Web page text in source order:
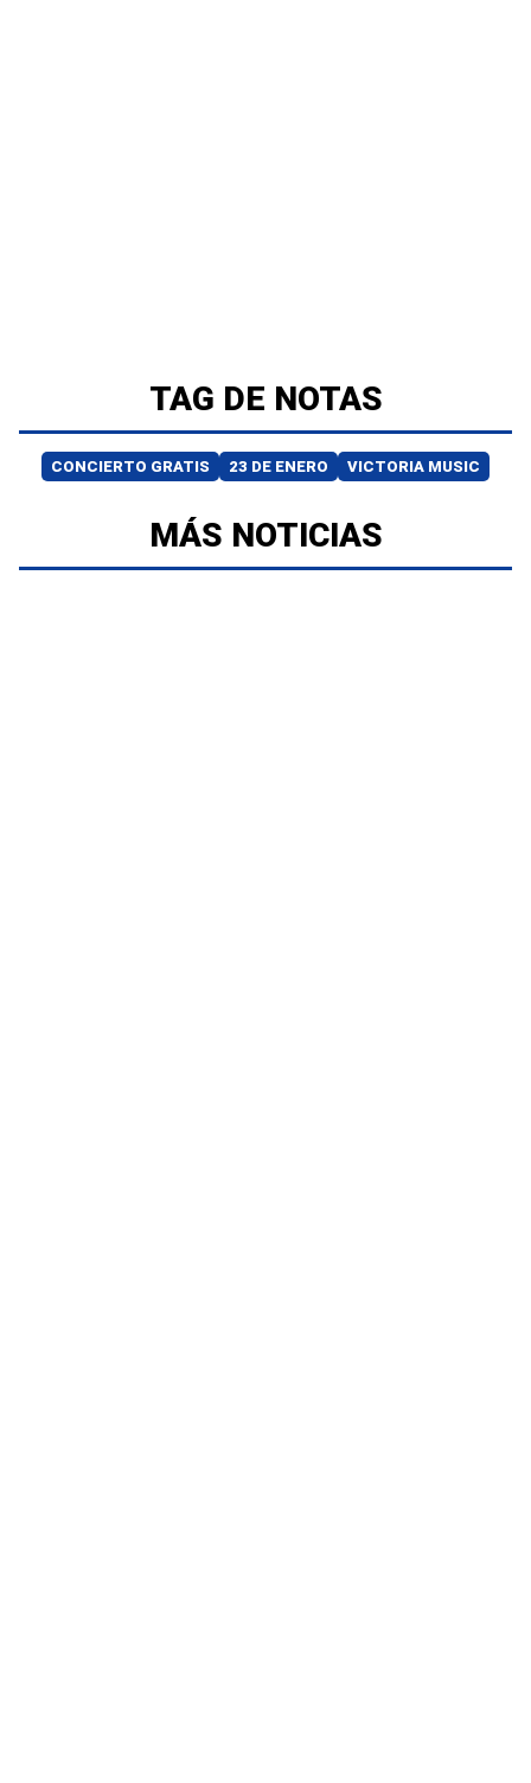
TAG DE NOTAS
CONCIERTO GRATIS 23 DE ENERO VICTORIA MUSIC
MÁS NOTICIAS